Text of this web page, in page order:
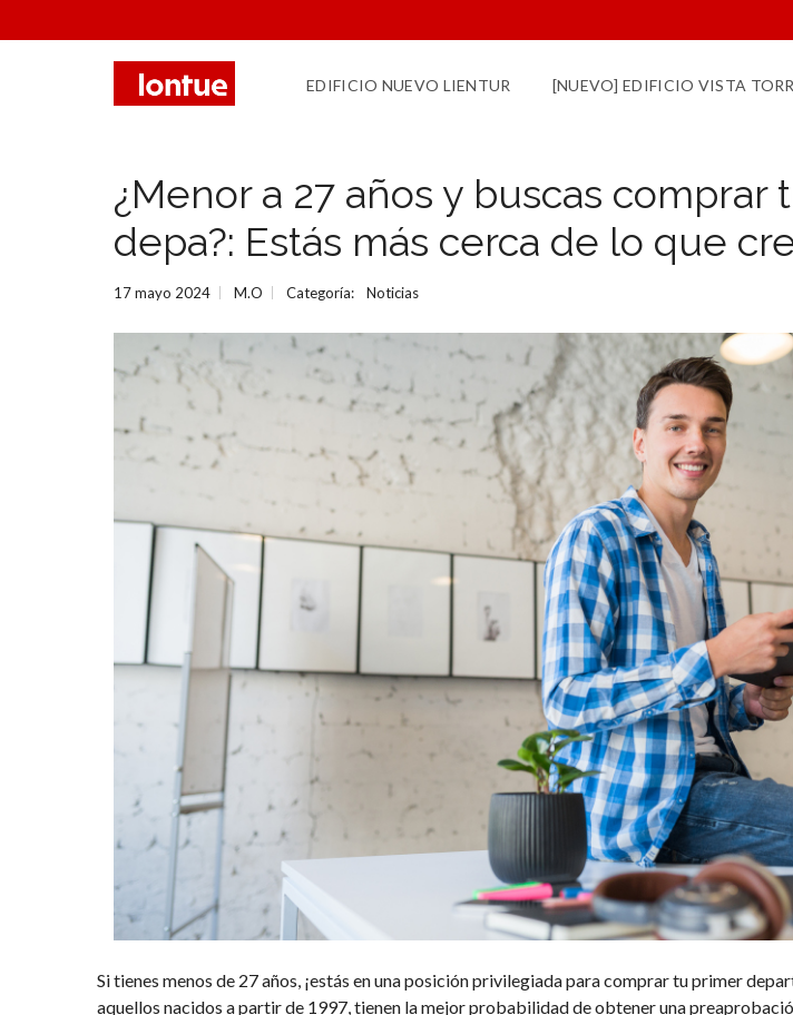
EDIFICIO NUEVO LIENTUR [NUEVO] EDIFICIO VISTA
¿Menor a 27 años y buscas comprar
depa?: Estás más cerca de lo que
17 mayo 2024 M.O Categoría: Noticias
Si tienes menos de 27 años, ¡estás en una posición privilegiada para comprar tu primer
aquellos nacidos a partir de 1997, tienen la mejor probabilidad de obtener una